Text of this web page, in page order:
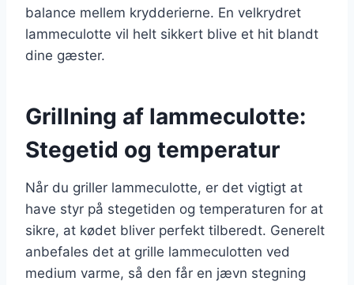
balance mellem krydderierne. En velkrydret
lammeculotte vil helt sikkert blive et hit blandt
dine gæster.
Grillning af lammeculotte:
Stegetid og temperatur
Når du griller lammeculotte, er det vigtigt at
have styr på stegetiden og temperaturen for at
sikre, at kødet bliver perfekt tilberedt. Generelt
anbefales det at grille lammeculotten ved
medium varme, så den får en jævn stegning